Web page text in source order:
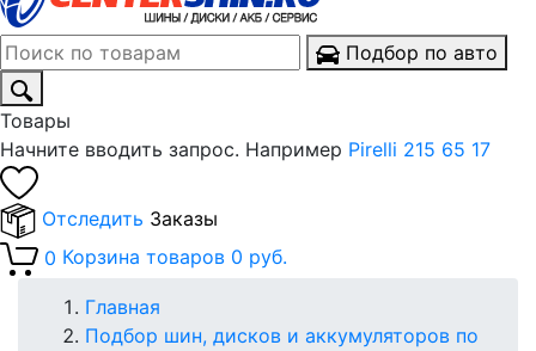
Подбор по авто
Товары
Начните вводить запрос. Например Pirelli 215 65 17
Отследить Заказы
0 Корзина товаров 0 руб.
Главная
Подбор шин, дисков и аккумуляторов по